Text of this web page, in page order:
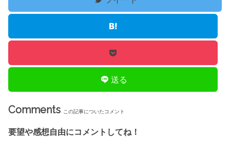
送る
Comments この記事についたコメント
要望や感想自由にコメントしてね！